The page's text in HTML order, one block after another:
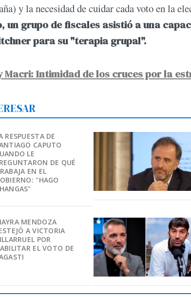
y la necesidad de cuidar cada voto en la
un grupo de fiscales asistió a una
para su "terapia grupal".
Macri: Intimidad de los cruces por la
RESPUESTA DE
CAPUTO
LE
DE QUÉ
EN EL
"HAGO
MENDOZA
A VICTORIA
POR
EL VOTO DE